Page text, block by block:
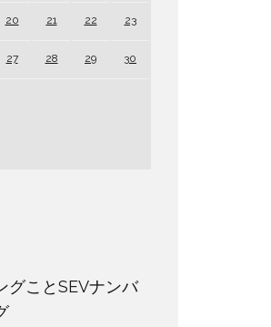
20 21 22 23
27 28 29 30
グことSEVナンバ